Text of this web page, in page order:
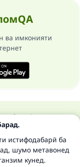
ва имконияти
маҳфуз аст 1997-
истифодабарӣ ба
шумо метавонед
кунед.